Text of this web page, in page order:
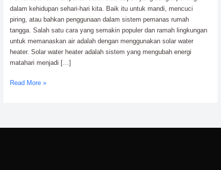
dalam kehidupan sehari-hari kita. Baik itu untuk mandi, mencuci
piring, atau bahkan penggunaan dalam sistem pemanas rumah
tangga. Salah satu cara yang semakin populer dan ramah lingkungan
untuk memanaskan air adalah dengan menggunakan solar water
heater. Solar water heater adalah sistem yang mengubah energi
matahari menjadi […]
Read More »